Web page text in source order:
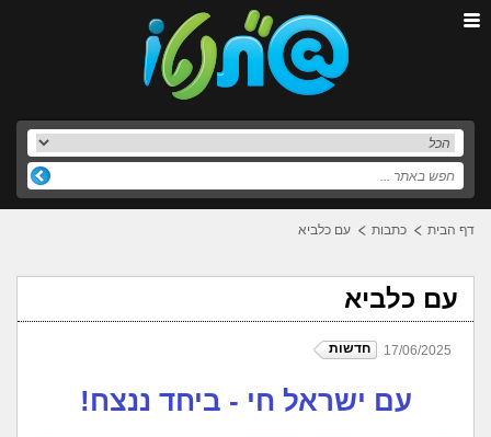
דף הבית כתבות עם כלביא
עם כלביא
17/06/2025 חדשות
עם ישראל חי - ביחד ננצח!